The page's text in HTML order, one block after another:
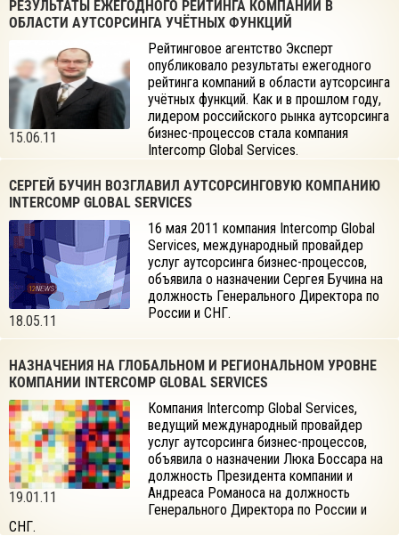
РЕЗУЛЬТАТЫ ЕЖЕГОДНОГО РЕЙТИНГА КОМПАНИЙ В
ОБЛАСТИ АУТСОРСИНГА УЧЁТНЫХ ФУНКЦИЙ
15.06.11
Рейтинговое агентство Эксперт
опубликовало результаты ежегодного
рейтинга компаний в области аутсорсинга
учётных функций. Как и в прошлом году,
лидером российского рынка аутсорсинга
бизнес-процессов стала компания
Intercomp Global Services.
СЕРГЕЙ БУЧИН ВОЗГЛАВИЛ АУТСОРСИНГОВУЮ КОМПАНИЮ
INTERCOMP GLOBAL SERVICES
18.05.11
16 мая 2011 компания Intercomp Global
Services, международный провайдер
услуг аутсорсинга бизнес-процессов,
объявила о назначении Сергея Бучина на
должность Генерального Директора по
России и СНГ.
НАЗНАЧЕНИЯ НА ГЛОБАЛЬНОМ И РЕГИОНАЛЬНОМ УРОВНЕ
КОМПАНИИ INTERCOMP GLOBAL SERVICES
19.01.11
Компания Intercomp Global Services,
ведущий международный провайдер
услуг аутсорсинга бизнес-процессов,
объявила о назначении Люка Боссара на
должность Президента компании и
Андреаса Романоса на должность
Генерального Директора по России и
СНГ.